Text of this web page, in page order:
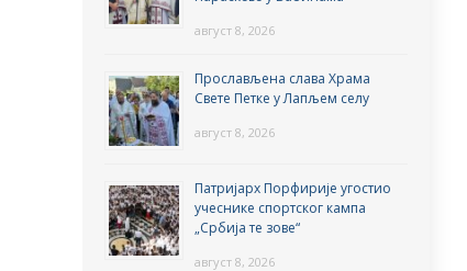
август 8, 2026
Прослављена слава Храма
Свете Петке у Лапљем селу
август 8, 2026
Патријарх Порфирије угостио
учеснике спортског кампа
„Србија те зове“
август 8, 2026